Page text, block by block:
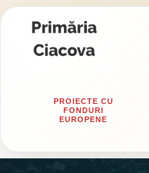
PROIECTE CU
FONDURI
EUROPENE